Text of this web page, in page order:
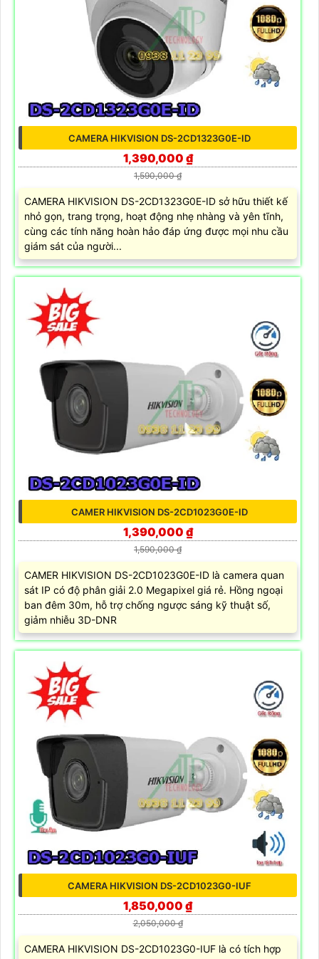
CAMERA HIKVISION DS-2CD1323G0E-ID
1,390,000 ₫
1,590,000 ₫
CAMERA HIKVISION DS-2CD1323G0E-ID sở hữu thiết kế
nhỏ gọn, trang trọng, hoạt động nhẹ nhàng và yên tĩnh,
cùng các tính năng hoàn hảo đáp ứng được mọi nhu cầu
giám sát của người...
CAMER HIKVISION DS-2CD1023G0E-ID
1,390,000 ₫
1,590,000 ₫
CAMER HIKVISION DS-2CD1023G0E-ID là camera quan
sát IP có độ phân giải 2.0 Megapixel giá rẻ. Hồng ngoại
ban đêm 30m, hỗ trợ chống ngược sáng kỹ thuật số,
giảm nhiễu 3D-DNR
CAMERA HIKVISION DS-2CD1023G0-IUF
1,850,000 ₫
2,050,000 ₫
CAMERA HIKVISION DS-2CD1023G0-IUF là có tích hợp